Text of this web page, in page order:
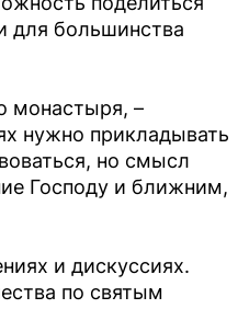
для большинства
монастыря, –
нужно прикладывать
но смысл
Господу и ближним,
и дискуссиях.
по святым